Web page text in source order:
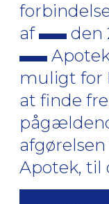
af
den
muligt for
at finde
Apotek, til